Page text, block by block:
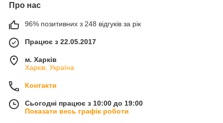
Про нас
96% позитивних з 248 відгуків за рік
Працює з 22.05.2017
м. Харків
Харків, Україна
Контакти
Сьогодні працює з 10:00 до 19:00
Показати весь графік роботи